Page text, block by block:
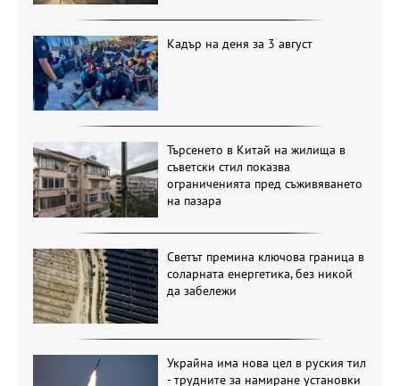
Кадър на деня за 3 август
Търсенето в Китай на жилища в
съветски стил показва
ограниченията пред съживяването
на пазара
Светът премина ключова граница в
соларната енергетика, без никой
да забележи
Украйна има нова цел в руския тил
- трудните за намиране установки